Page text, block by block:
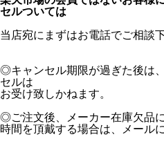
セルついては
当店宛にまずはお電話でご相談下
◎キャンセル期限が過ぎた後は
セルは
お受け致しかねます。
◎ご注文後、メーカー在庫欠品
時間を頂戴する場合は、メール